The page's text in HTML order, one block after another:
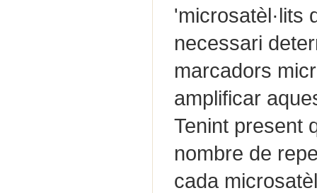
'microsatèl·lits
necessari
marcadors
amplificar
Tenint present
nombre de
cada